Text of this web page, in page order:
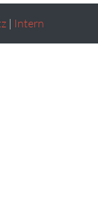
| Intern